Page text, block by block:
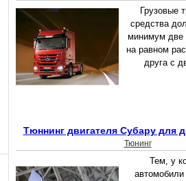
Грузовые
средства
минимум две
на равном
друга с
Тюннинг двигателя Субару для
Тюнинг
Тем, у